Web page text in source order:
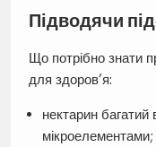
Підводячи
Що потрібно знати
для здоров’я:
нектарин багатий
мікроелементами;